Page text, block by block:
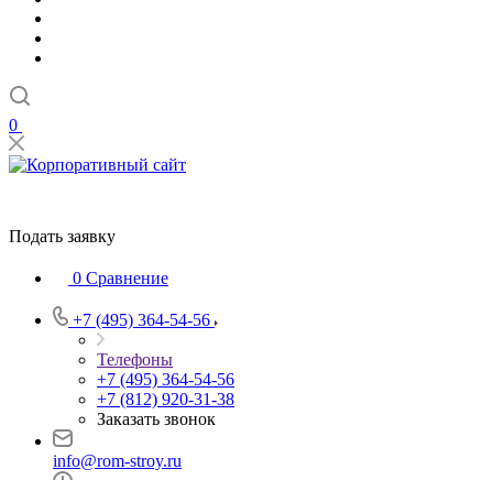
0
Подать заявку
0 Сравнение
+7 (495) 364-54-56
Телефоны
+7 (495) 364-54-56
+7 (812) 920-31-38
Заказать звонок
info@rom-stroy.ru